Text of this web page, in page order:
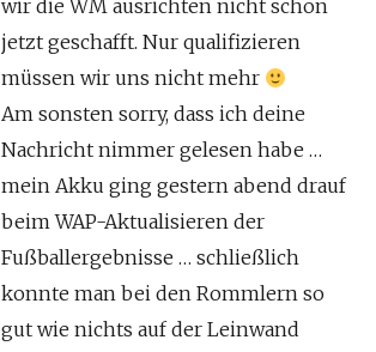
wir die WM ausrichten nicht schon
jetzt geschafft. Nur qualifizieren
müssen wir uns nicht mehr
Am sonsten sorry, dass ich deine
Nachricht nimmer gelesen habe …
mein Akku ging gestern abend drauf
beim WAP-Aktualisieren der
Fußballergebnisse … schließlich
konnte man bei den Rommlern so
gut wie nichts auf der Leinwand